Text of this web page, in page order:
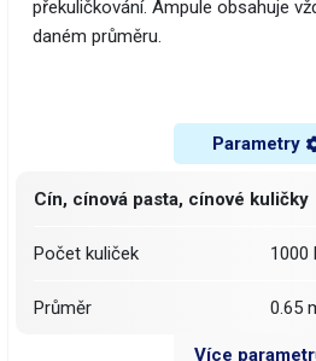
překuličkování. Ampule obsahuje
daném průměru.
Parametry
Cín, cínová pasta, cínové kuličky
Počet kuliček 1000
Průměr 0.65
Více